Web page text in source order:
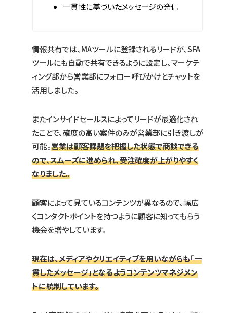
一貫性に基づいたメッセージの発信
情報共有では、MAツールに登録されるリードが、SFA
ツールにも自動で共有できるように設定し、マーケテ
ィング部から営業部にフォロー呼びかけとチャットを
活用しました。
またインサイドセールスによってリードが最適化され
たことで、確度の高い案件のみが営業部に引き渡しが
可能。営業は顧客課題を把握した状態で商談できる
ので、スムーズに進められ、受注確度が上がりやすく
なりました。
顧客によって見ているコンテンツが異なるので、幅広
くコンタクトポイントを持つように顧客に知ってもらう
機会を増やしています。
現在は、メディアやクリエイティブを用いながらも「一
貫したメッセージ」となるようコンテンツマネジメン
トに統制しています。